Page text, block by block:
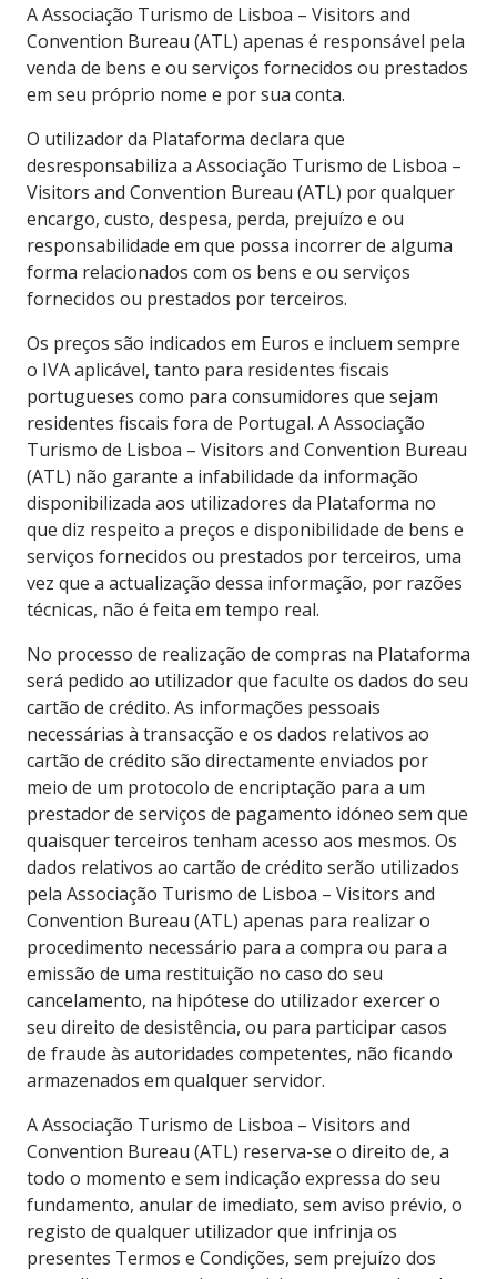
A Associação Turismo de Lisboa – Visitors and
Convention Bureau (ATL) apenas é responsável pela
venda de bens e ou serviços fornecidos ou prestados
em seu próprio nome e por sua conta.
O utilizador da Plataforma declara que
desresponsabiliza a Associação Turismo de Lisboa –
Visitors and Convention Bureau (ATL) por qualquer
encargo, custo, despesa, perda, prejuízo e ou
responsabilidade em que possa incorrer de alguma
forma relacionados com os bens e ou serviços
fornecidos ou prestados por terceiros.
Os preços são indicados em Euros e incluem sempre
o IVA aplicável, tanto para residentes fiscais
portugueses como para consumidores que sejam
residentes fiscais fora de Portugal. A Associação
Turismo de Lisboa – Visitors and Convention Bureau
(ATL) não garante a infabilidade da informação
disponibilizada aos utilizadores da Plataforma no
que diz respeito a preços e disponibilidade de bens e
serviços fornecidos ou prestados por terceiros, uma
vez que a actualização dessa informação, por razões
técnicas, não é feita em tempo real.
No processo de realização de compras na Plataforma
será pedido ao utilizador que faculte os dados do seu
cartão de crédito. As informações pessoais
necessárias à transacção e os dados relativos ao
cartão de crédito são directamente enviados por
meio de um protocolo de encriptação para a um
prestador de serviços de pagamento idóneo sem que
quaisquer terceiros tenham acesso aos mesmos. Os
dados relativos ao cartão de crédito serão utilizados
pela Associação Turismo de Lisboa – Visitors and
Convention Bureau (ATL) apenas para realizar o
procedimento necessário para a compra ou para a
emissão de uma restituição no caso do seu
cancelamento, na hipótese do utilizador exercer o
seu direito de desistência, ou para participar casos
de fraude às autoridades competentes, não ficando
armazenados em qualquer servidor.
A Associação Turismo de Lisboa – Visitors and
Convention Bureau (ATL) reserva-se o direito de, a
todo o momento e sem indicação expressa do seu
fundamento, anular de imediato, sem aviso prévio, o
registo de qualquer utilizador que infrinja os
presentes Termos e Condições, sem prejuízo dos